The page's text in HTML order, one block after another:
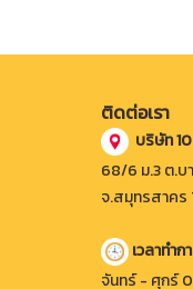
ติดต่อเรา
บริษัท
68/6 ม.3 ต.บ
จ.สมุทรสาค
เวลาทำก
จันทร์ - ศุกร์